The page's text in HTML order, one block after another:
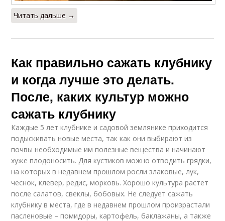
Читать дальше →
Как правильно сажать клубнику
и когда лучше это делать.
После, каких культур можно
сажать клубнику
Каждые 5 лет клубнике и садовой землянике приходится
подыскивать новые места, так как они выбирают из
почвы необходимые им полезные вещества и начинают
хуже плодоносить. Для кустиков можно отводить грядки,
на которых в недавнем прошлом росли злаковые, лук,
чеснок, клевер, редис, морковь. Хорошо культура растет
после салатов, свеклы, бобовых. Не следует сажать
клубнику в места, где в недавнем прошлом произрастали
пасленовые – помидоры, картофель, баклажаны, а также